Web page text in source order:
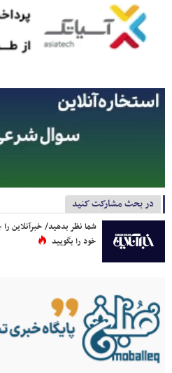
در بحث مشارکت کنید
شما نظر بدهید/ خبرآنلاین
خود را بگویید